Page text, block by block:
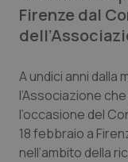
Abruzzo
Calabria
Campania
QS Pro Gold
Asma &
Car-T
Firenze dal
A undici anni dalla
l’Associazione
l’occasione del
18 febbraio a
nell’ambito della